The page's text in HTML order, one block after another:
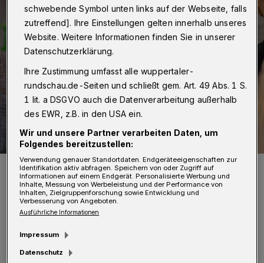
Oberbürgermeisterin Miriam Scherff ist amtierende Vorsitzende
des SPD-Unterbezirks.
Foto: Wuppertaler Rundschau/Christoph Petersen
schwebende Symbol unten links auf der Webseite, falls
zutreffend]. Ihre Einstellungen gelten innerhalb unseres
Website. Weitere Informationen finden Sie in unserer
Datenschutzerklärung.
Ihre Zustimmung umfasst alle wuppertaler-
rundschau.de-Seiten und schließt gem. Art. 49 Abs. 1 S.
1 lit. a DSGVO auch die Datenverarbeitung außerhalb
des EWR, z.B. in den USA ein.
Wir und unsere Partner verarbeiten Daten, um
Folgendes bereitzustellen:
Verwendung genauer Standortdaten. Endgeräteeigenschaften zur
Identifikation aktiv abfragen. Speichern von oder Zugriff auf
Informationen auf einem Endgerät. Personalisierte Werbung und
Inhalte, Messung von Werbeleistung und der Performance von
Inhalten, Zielgruppenforschung sowie Entwicklung und
Verbesserung von Angeboten.
Ausführliche Informationen
Impressum
Datenschutz